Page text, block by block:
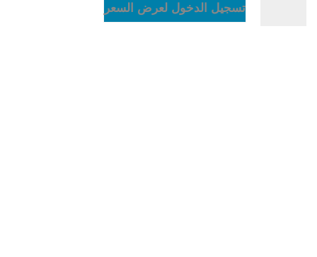
تسجيل الدخول لعرض السعر